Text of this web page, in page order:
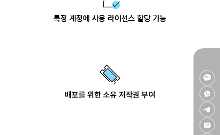
특정 계정에 사용 라이선스 할당 기능
배포를 위한 소유 저작권 부여